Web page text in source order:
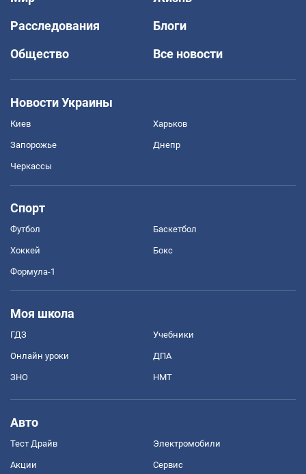
Расследования
Блоги
Общество
Все новости
Новости Украины
Киев Харьков
Запорожье Днепр
Черкассы
Спорт
Футбол Баскетбол
Хоккей Бокс
Формула-1
Моя школа
ГДЗ Учебники
Онлайн уроки ДПА
ЗНО НМТ
Авто
Тест Драйв Электромобили
Акции Сервис